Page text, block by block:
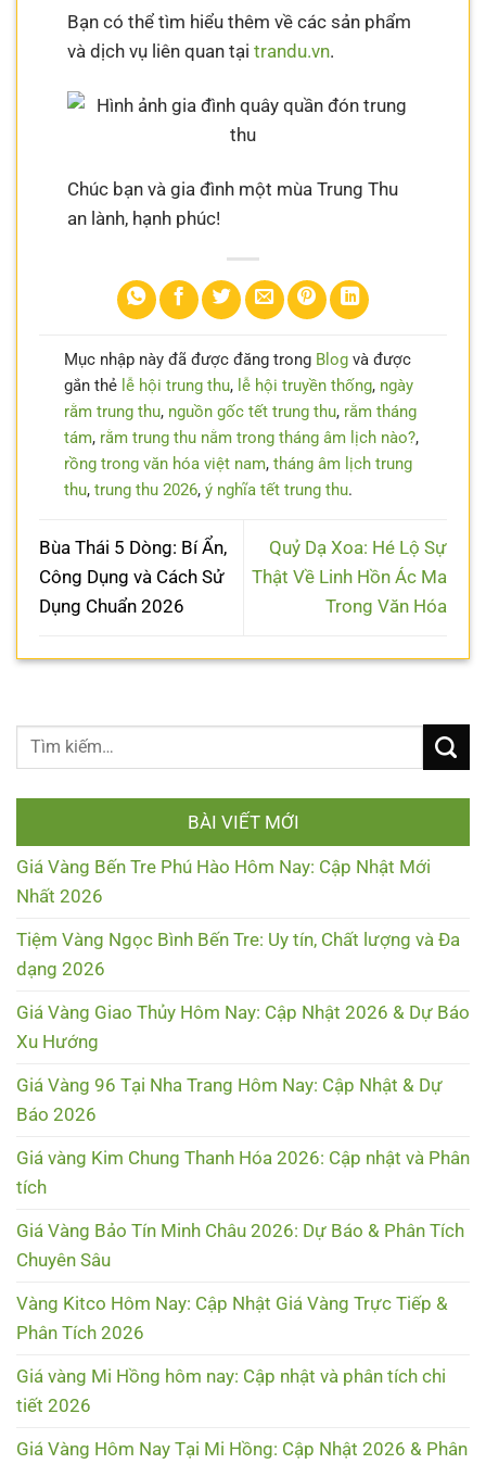
Bạn có thể tìm hiểu thêm về các sản phẩm
và dịch vụ liên quan tạitrandu.vn.
Chúc bạn và gia đình một mùa Trung Thu
an lành, hạnh phúc!
Mục nhập này đã được đăng trong Blogvà được
gắn thẻ lễ hội trung thu, lễ hội truyền thống, ngày
rằm trung thu, nguồn gốc tết trung thu, rằm tháng
tám, rằm trung thu nằm trong tháng âm lịch nào?,
rồng trong văn hóa việt nam, tháng âm lịch trung
thu, trung thu 2026, ý nghĩa tết trung thu.
Bùa Thái 5 Dòng: Bí Ẩn,
Công Dụng và Cách Sử
Dụng Chuẩn 2026
Quỷ Dạ Xoa: Hé Lộ Sự
Thật Về Linh Hồn Ác Ma
Trong Văn Hóa
BÀI VIẾT MỚI
Giá Vàng Bến Tre Phú Hào Hôm Nay: Cập Nhật Mới
Nhất 2026
Tiệm Vàng Ngọc Bình Bến Tre: Uy tín, Chất lượng và Đa
dạng 2026
Giá Vàng Giao Thủy Hôm Nay: Cập Nhật 2026 & Dự Báo
Xu Hướng
Giá Vàng 96 Tại Nha Trang Hôm Nay: Cập Nhật & Dự
Báo 2026
Giá vàng Kim Chung Thanh Hóa 2026: Cập nhật và Phân
tích
Giá Vàng Bảo Tín Minh Châu 2026: Dự Báo & Phân Tích
Chuyên Sâu
Vàng Kitco Hôm Nay: Cập Nhật Giá Vàng Trực Tiếp &
Phân Tích 2026
Giá vàng Mi Hồng hôm nay: Cập nhật và phân tích chi
tiết 2026
Giá Vàng Hôm Nay Tại Mi Hồng: Cập Nhật 2026 & Phân